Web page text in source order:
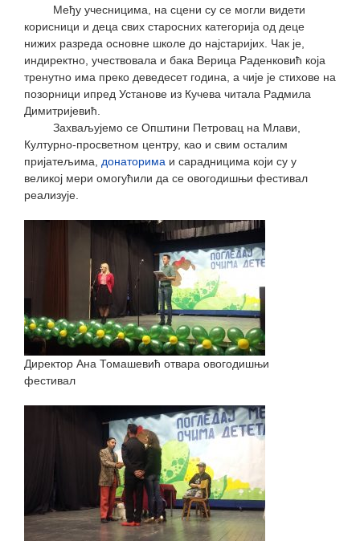
Међу учесницима, на сцени су се могли видети
корисници и деца свих старосних категорија од деце
нижих разреда основне школе до најстаријих. Чак је,
индиректно, учествовала и бака Верица Раденковић која
тренутно има преко деведесет година, а чије је стихове на
позорници ипред Установе из Кучева читала Радмила
Димитријевић.
Захваљујемо се Општини Петровац на Млави,
Културно-просветном центру, као и свим осталим
пријатељима, донаторима и сарадницима који су у
великој мери омогућили да се овогодишњи фестивал
реализује.
Директор Ана Томашевић отвара овогодишњи
фестивал